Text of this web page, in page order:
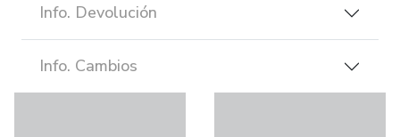
Info. Devolución
Info. Cambios